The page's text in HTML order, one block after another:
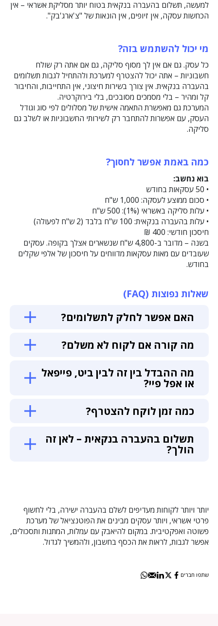
למעשה, תשלום בהעברה בנקאית בטוח יותר מסליקת אשראי – אין
הכחשות עסקה, אין זיופים, אין הונאות של "צ'ארג'בק".
מי יכול להשתמש בזה?
כל עסק. גם אם אין לך מסוף סליקה, גם אם אתה רק שולח
חשבוניות – אתה יכול להצטרף למערכת ולהתחיל לגבות תשלומים
בהעברה בנקאית. אין צורך בשירות חיצוני, אין התחייבות, והחיבור
קל ומהיר – בלי מסמכים מסובכים, בלי בירוקרטיה.
המערכת גם מאפשרת התאמה אישית של מסלולים לפי סוג וגודל
העסק, עם אפשרות להתחבר רק לשירותי החשבוניות או לשלב גם
סליקה.
כמה באמת אפשר לחסוך?
בוא נחשב:
• 50 עסקאות בחודש
• סכום ממוצע לעסקה: 1,000 ש"ח
• עלות סליקה באשראי (1%): 500 ש"ח
• עלות בהעברה בנקאית: 100 ש"ח בלבד (2 ש"ח לפעולה)
חיסכון חודשי: 400 ₪
בשנה – מדובר ב-4,800 ש"ח שנשארים אצלך בקופה. עסקים
שעובדים עם מאות עסקאות מדווחים על חיסכון של אלפי שקלים
בחודש.
שאלות נפוצות (FAQ)
האם אפשר לחלק לתשלומים?
מה קורה אם לקוח לא משלם?
מה ההבדל בין זה לבין ביט, פייפאל
או אפל פיי?
כמה זמן לוקח להצטרף?
תשלום בהעברה בנקאית – לאן זה
הולך?
יותר ויותר לקוחות מעדיפים לשלם בהעברה ישירה, בלי לחשוף
פרטי אשראי, ויותר עסקים מבינים את הפוטנציאל של מערכת
פשוטה ואפקטיבית. במקום להיאבק עם עמלות, המתנות ותסכולים,
אפשר לגבות, לראות את הכסף בחשבון, ולהמשיך לגדול.
שתפו חברים